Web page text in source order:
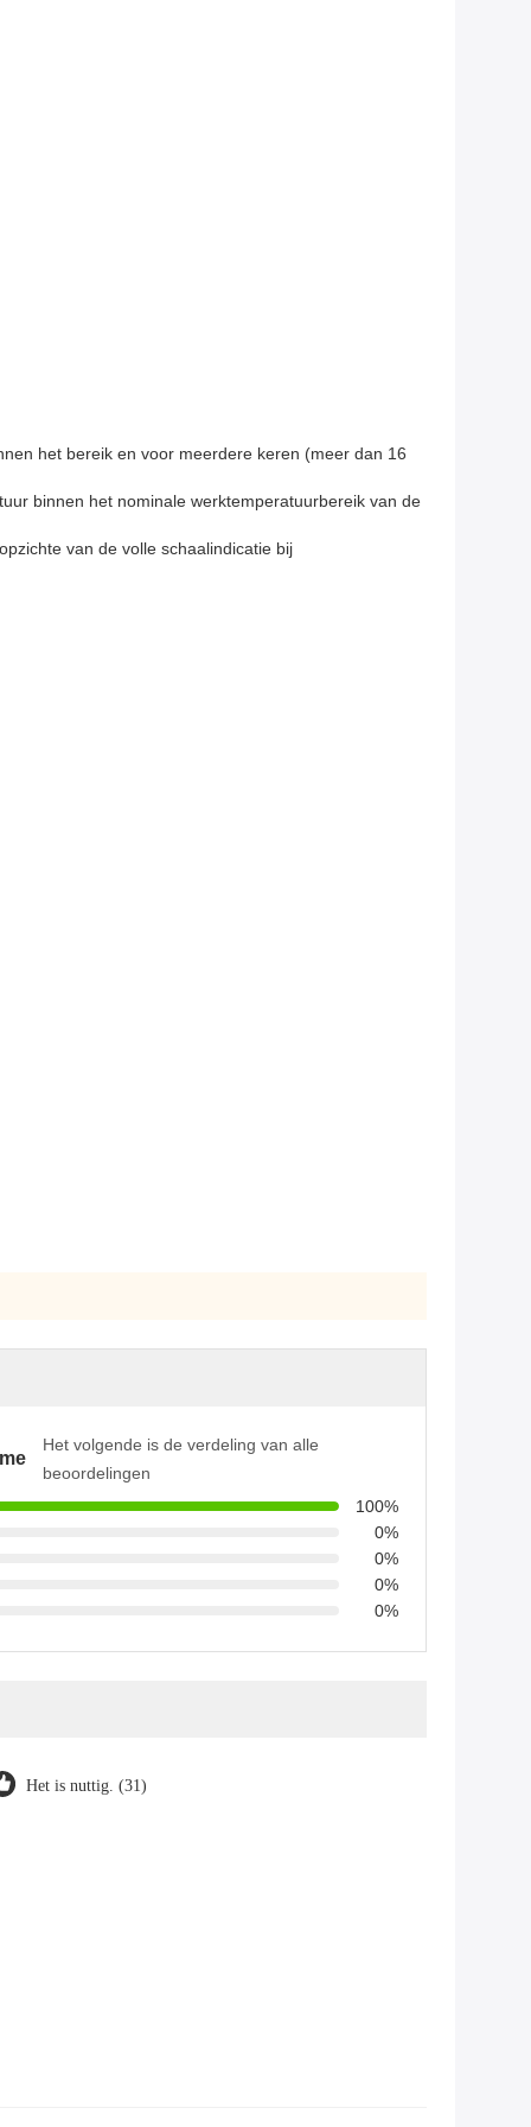
het bereik en voor meerdere keren (meer dan 16
binnen het nominale werktemperatuurbereik van de
van de volle schaalindicatie bij
Het volgende is de verdeling van alle
beoordelingen
100%
0%
0%
0%
0%
Het is nuttig. (31)